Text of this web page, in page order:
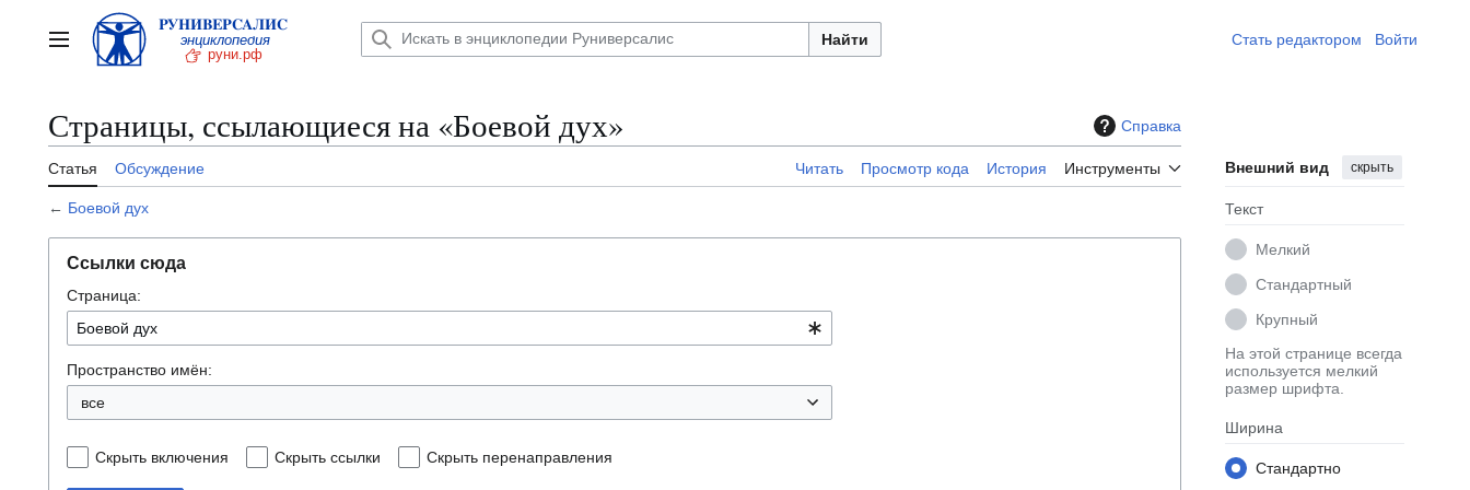
содержаниюГлавное меню Найти Стать редактором ​ Войти
Страницы, ссылающиеся на «Боевой дух» Справка
Статья Обсуждение Читать Просмотр кода История Инструменты Внешний вид скрыть
Текст
Мелкий
Стандартный
Крупный
На этой странице всегда
используется мелкий
размер шрифта.
Ширина
Стандартно
← Боевой дух
Ссылки сюда
Страница:
Пространство имён:
все
Скрыть включения Скрыть ссылки Скрыть перенаправления